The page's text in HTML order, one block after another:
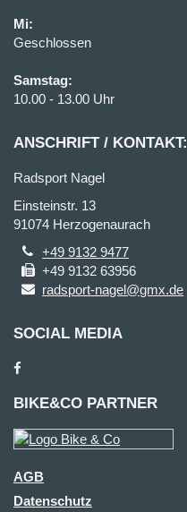
Mi:
Geschlossen
Samstag:
10.00 - 13.00 Uhr
ANSCHRIFT / KONTAKT:
Radsport Nagel
Einsteinstr. 13
91074 Herzogenaurach
+49 9132 9477
+49 9132 63956
radsport-nagel@gmx.de
SOCIAL MEDIA
BIKE&CO PARTNER
AGB
Datenschutz